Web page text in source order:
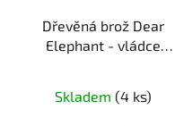
Dřevěná brož Dear
Elephant - vládce
milovníky zvířat
Skladem (4 ks)